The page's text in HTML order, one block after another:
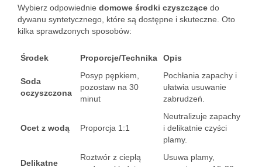
Wybierz odpowiednie domowe środki czyszczące do
dywanu syntetycznego, które są dostępne i skuteczne. Oto
kilka sprawdzonych sposobów:
Środek Proporcje/Technika Opis
Soda
oczyszczona
Posyp pępkiem,
pozostaw na 30
minut
Pochłania zapachy i
ułatwia usuwanie
zabrudzeń.
Ocet z wodą Proporcja 1:1
Neutralizuje zapachy
i delikatnie czyści
plamy.
Delikatne
Roztwór z ciepłą
Usuwa plamy,